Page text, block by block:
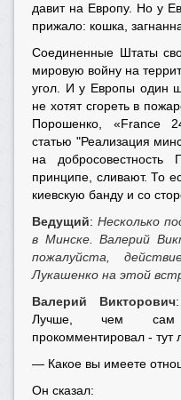
давит на Европу. Но у
прижало: кошка,
Соединенные Штаты
мировую войну на
угол. И у Европы один
не хотят сгореть в
Порошенко, «France
статью "Реализация
на
принципе, сливают. То
киевскую банду и со
Ведущий: Несколько
в Минске. Валерий
пожалуйста,
Лукашенко на этой
Валерий Викторович
Лучше, чем сам
прокомментировал - тут
— Какое вы имеете
Он сказал: